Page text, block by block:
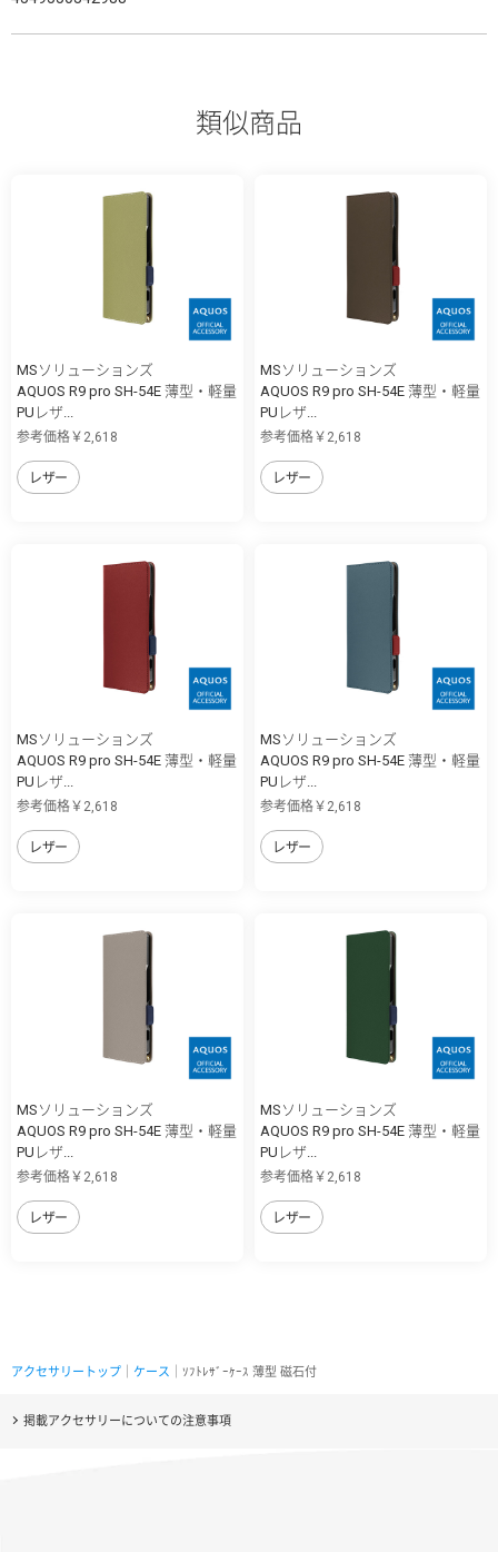
類似商品
MSソリューションズ
AQUOS R9 pro SH-54E 薄型・軽量
PUレザ...
参考価格￥2,618
レザー
MSソリューションズ
AQUOS R9 pro SH-54E 薄型・軽量
PUレザ...
参考価格￥2,618
レザー
MSソリューションズ
AQUOS R9 pro SH-54E 薄型・軽量
PUレザ...
参考価格￥2,618
レザー
MSソリューションズ
AQUOS R9 pro SH-54E 薄型・軽量
PUレザ...
参考価格￥2,618
レザー
MSソリューションズ
AQUOS R9 pro SH-54E 薄型・軽量
PUレザ...
参考価格￥2,618
レザー
MSソリューションズ
AQUOS R9 pro SH-54E 薄型・軽量
PUレザ...
参考価格￥2,618
レザー
アクセサリートップ ケース ｜ｿﾌﾄﾚｻﾞｰｹｰｽ 薄型 磁石付
掲載アクセサリーについての注意事項